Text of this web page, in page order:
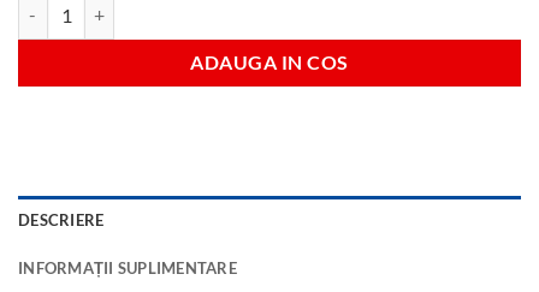
ADAUGA IN COS
DESCRIERE
INFORMAȚII SUPLIMENTARE